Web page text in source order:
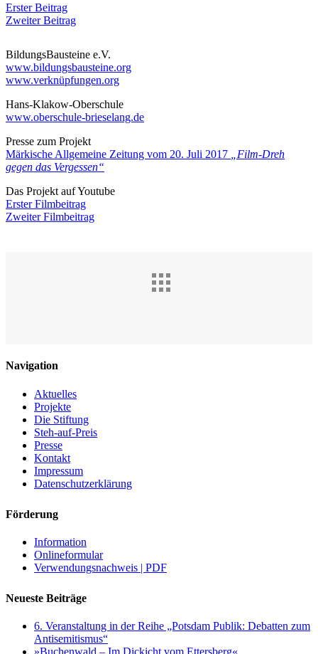
Erster Beitrag
Zweiter Beitrag
BildungsBausteine e.V.
www.bildungsbausteine.org
www.verknüpfungen.org
Hans-Klakow-Oberschule
www.oberschule-brieselang.de
Presse zum Projekt
Märkische Allgemeine Zeitung vom 20. Juli 2017
„Film-Dreh
gegen das Vergessen“
Das Projekt auf Youtube
Erster Filmbeitrag
Zweiter Filmbeitrag
Navigation
Aktuelles
Projekte
Die Stiftung
Steh-auf-Preis
Presse
Kontakt
Impressum
Datenschutzerklärung
Förderung
Information
Onlineformular
Verwendungsnachweis | PDF
Neueste Beiträge
6. Veranstaltung in der Reihe „Potsdam Publik: Debatten zum
Antisemitismus“
»Buchenwald – Im Dickicht vom Ettersberg«